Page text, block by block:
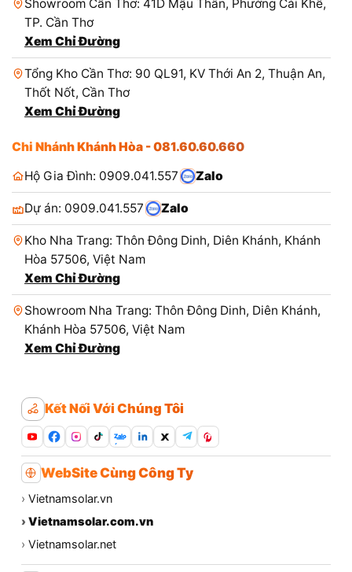
Showroom Cần Thơ: 41D Mậu Thân, Phường Cái Khế,
TP. Cần Thơ
Xem Chỉ Đường
Tổng Kho Cần Thơ: 90 QL91, KV Thới An 2, Thuận An,
Thốt Nốt, Cần Thơ
Xem Chỉ Đường
Chi Nhánh Khánh Hòa - 081.60.60.660
Hộ Gia Đình: 0909.041.557
Zalo
Dự án: 0909.041.557 Zalo
Kho Nha Trang: Thôn Đông Dinh, Diên Khánh, Khánh
Hòa 57506, Việt Nam
Xem Chỉ Đường
Showroom Nha Trang: Thôn Đông Dinh, Diên Khánh,
Khánh Hòa 57506, Việt Nam
Xem Chỉ Đường
Kết Nối Với Chúng Tôi
Zalo
WebSite Cùng Công Ty
› Vietnamsolar.vn
› Vietnamsolar.com.vn
› Vietnamsolar.net